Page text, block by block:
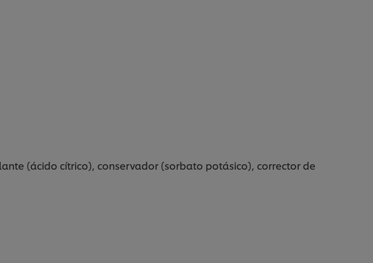
(ácido cítrico), conservador (sorbato potásico), corrector de